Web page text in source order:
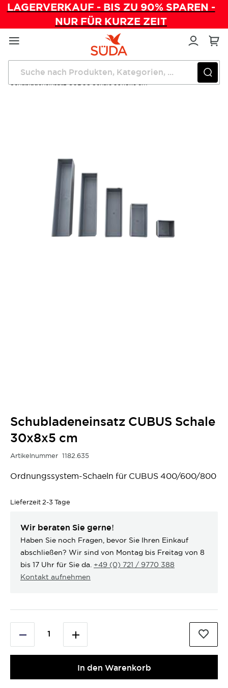
LAGERVERKAUF - BIS ZU 90% SPAREN -
NUR FÜR KURZE ZEIT
Direkt
zum
Inhalt
Startseite Einrichtung
Geräte und Präparatewagen
Schubladeneinsatz CUBUS Schale 30x8x5 cm
Schubladeneinsatz CUBUS Schale
30x8x5 cm
Artikelnummer 1182.635
Ordnungssystem-Schaeln für CUBUS 400/600/800
Lieferzeit 2-3 Tage
Wir beraten Sie gerne!
Haben Sie noch Fragen, bevor Sie Ihren Einkauf
abschließen? Wir sind von Montag bis Freitag von 8
bis 17 Uhr für Sie da. +49 (0) 721 / 9770 388
Kontakt aufnehmen
In den Warenkorb